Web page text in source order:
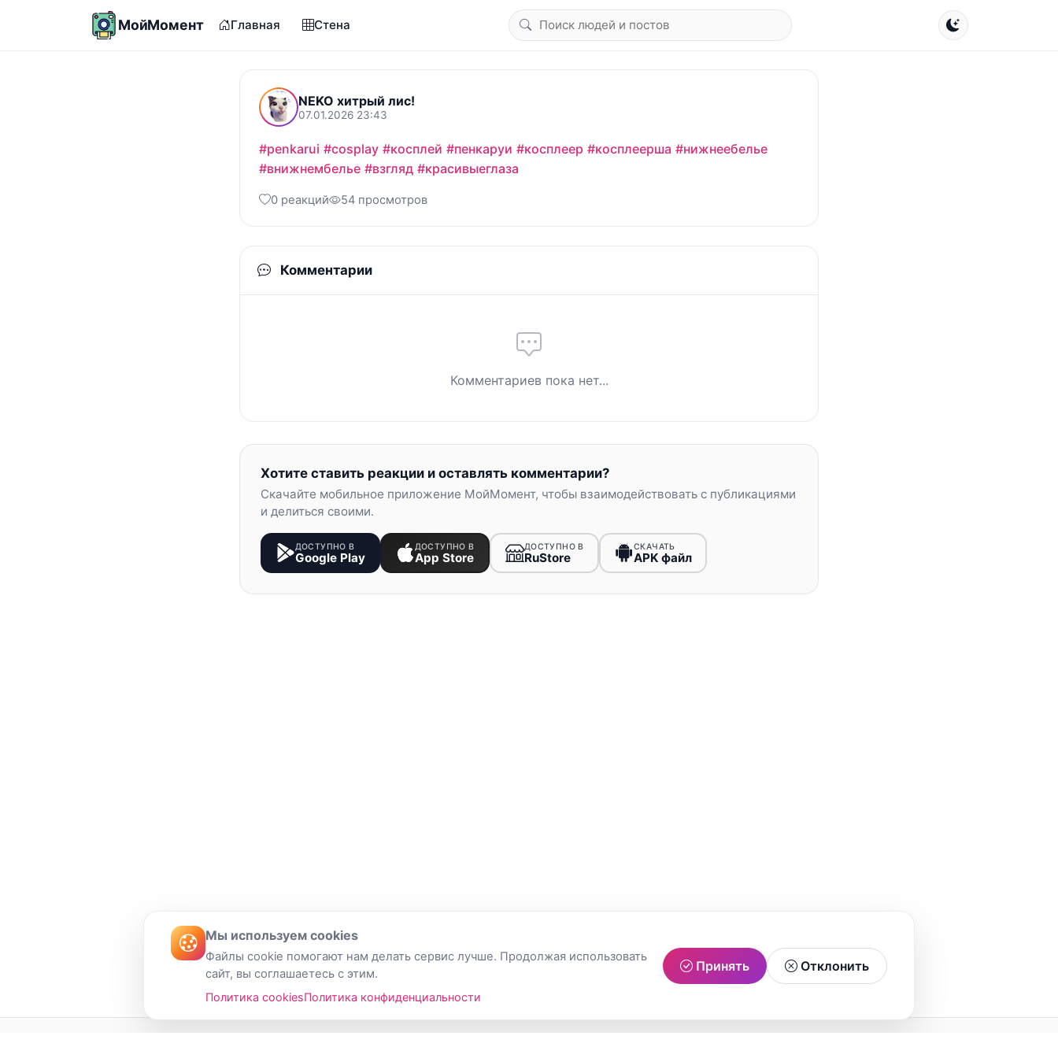
МойМомент Главная Стена
NEKO хитрый лис!
07.01.2026 23:43
#penkarui #cosplay #косплей #пенкаруи #косплеер #косплеерша #нижнеебелье
#внижнембелье #взгляд #красивыеглаза
0 реакций 54 просмотров
Комментарии
Комментариев пока нет...
Хотите ставить реакции и оставлять комментарии?
Скачайте мобильное приложение МойМомент, чтобы взаимодействовать с публикациями
и делиться своими.
ДОСТУПНО В
Google Play
ДОСТУПНО В
App Store
ДОСТУПНО В
RuStore
СКАЧАТЬ
APK файл
Мы используем cookies
Файлы cookie помогают нам делать сервис лучше. Продолжая использовать
сайт, вы соглашаетесь с этим.
Политика cookiesПолитика конфиденциальности
Принять Отклонить